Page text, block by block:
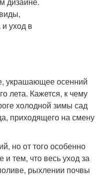
украшающее осенний
лета. Кажется, к чему
холодной зимы сад
приходящего на смену
но от того особенно
тем, что весь уход за
рыхлении почвы